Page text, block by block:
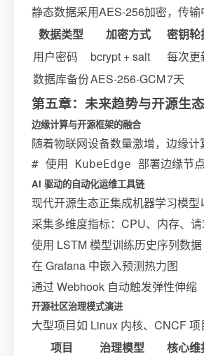
静态数据采用AES-256加密，传
数据类型
加密方式
密钥轮
用户密码
bcrypt + salt
每次更
数据库备份AES-256-GCM7天
第五章：未来趋势与开源生
边缘计算与开源框架的融合
随着物联网设备数量激增，边缘
# 使用 KubeEdge 部署边
AI 驱动的自动化运维工具链
现代开源生态正集成机器学习模
采集多维度指标：CPU、内存、
使用 LSTM 模型训练历史序列数据
在 Grafana 中嵌入预测热力图
通过 Webhook 自动触发弹性伸缩
开源社区治理模式演进
大型项目如 Linux 内核、CNCF
项目
治理模型 核心维